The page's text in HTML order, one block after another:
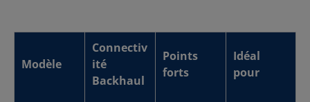
Modèle
Connectiv
ité
Backhaul
Points
forts
Idéal
pour